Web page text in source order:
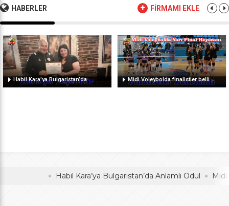
Federasyonu Başkanı, Avrupa ve Dünya
Şampiyonu, olimpiyat ikincisi Stanka Zlateva
HABERLER FİRMAMI EKLE
Habil Kara’ya Bulgaristan’da Midi Voleybolda finalistler belli
Habil Kara’ya Bulgaristan’da Anlamlı Ödül Midi